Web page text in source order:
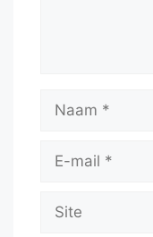
Naam
Site